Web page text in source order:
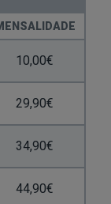
10,00€
29,90€
34,90€
44,90€